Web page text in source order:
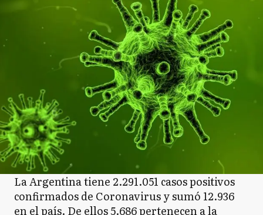
La Argentina tiene 2.291.051 casos positivos
confirmados de Coronavirus y sumó 12.936
en el país. De ellos 5.686 pertenecen a la